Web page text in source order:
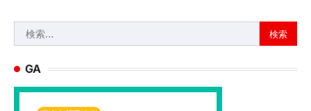
索:
GA